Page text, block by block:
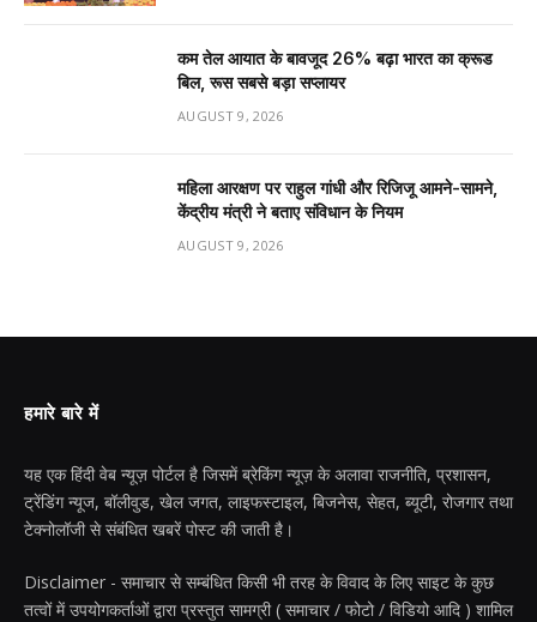
कम तेल आयात के बावजूद 26% बढ़ा भारत का क्रूड
बिल, रूस सबसे बड़ा सप्लायर
AUGUST 9, 2026
महिला आरक्षण पर राहुल गांधी और रिजिजू आमने-सामने,
केंद्रीय मंत्री ने बताए संविधान के नियम
AUGUST 9, 2026
हमारे बारे में
यह एक हिंदी वेब न्यूज़ पोर्टल है जिसमें ब्रेकिंग न्यूज़ के अलावा राजनीति, प्रशासन,
ट्रेंडिंग न्यूज, बॉलीवुड, खेल जगत, लाइफस्टाइल, बिजनेस, सेहत, ब्यूटी, रोजगार तथा
टेक्नोलॉजी से संबंधित खबरें पोस्ट की जाती है।
Disclaimer - समाचार से सम्बंधित किसी भी तरह के विवाद के लिए साइट के कुछ
तत्वों में उपयोगकर्ताओं द्वारा प्रस्तुत सामग्री ( समाचार / फोटो / विडियो आदि ) शामिल